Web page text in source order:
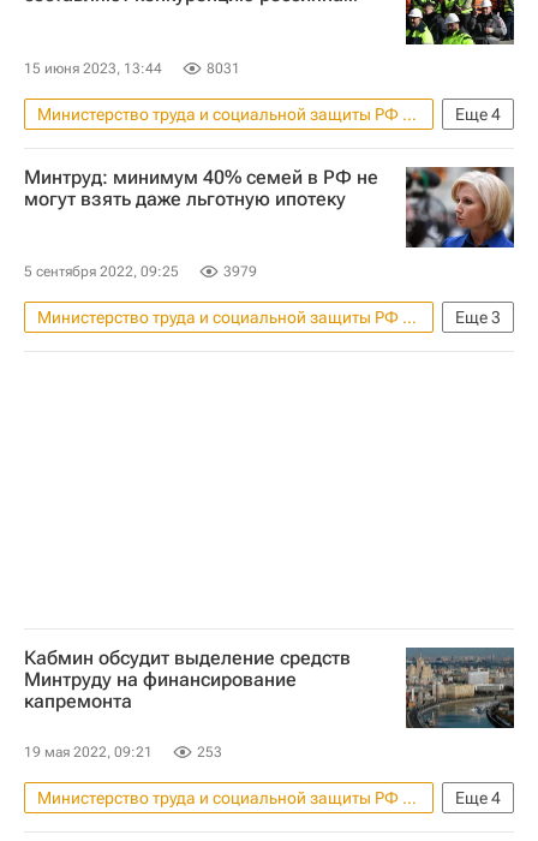
15 июня 2023, 13:44 8031
Еще4
Министерство труда и социальной защиты РФ (Минтруд России)
ПМЭФ-2023
Мигранты
Строительство
Строители
Минтруд: минимум 40% семей в РФ не
могут взять даже льготную ипотеку
5 сентября 2022, 09:25 3979
Еще3
Министерство труда и социальной защиты РФ (Минтруд России)
Ипотека
Ольга Баталина
Кабмин обсудит выделение средств
Минтруду на финансирование
капремонта
19 мая 2022, 09:21 253
Еще4
Министерство труда и социальной защиты РФ (Минтруд России)
Капремонт
Россия